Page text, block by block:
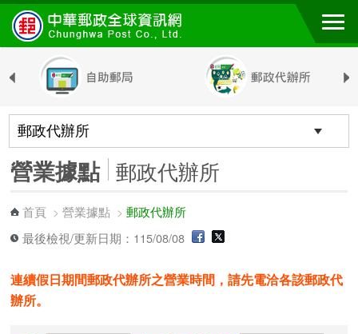
跳到主要內容區塊
營業據點 郵政代辦所
首頁 >營業據點 >郵政代辦所
最後檢視/更新日期：115/08/08
連續假日期間郵政代辦所之營業時間，請先電洽各該郵政代
辦所。